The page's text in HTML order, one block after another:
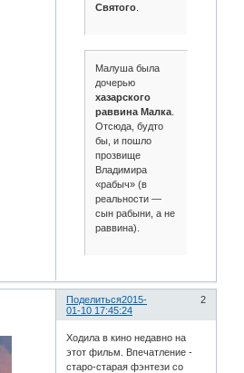
Святого.
Малуша была
дочерью
хазарского
раввина Малка.
Отсюда, будто
бы, и пошло
прозвище
Владимира
«рабыч» (в
реальности —
сын рабыни, а не
раввина).
Поделиться 2
2015-
01-10 17:45:24
Ходила в кино недавно на
этот фильм. Впечатление -
старо-старая фэнтези со